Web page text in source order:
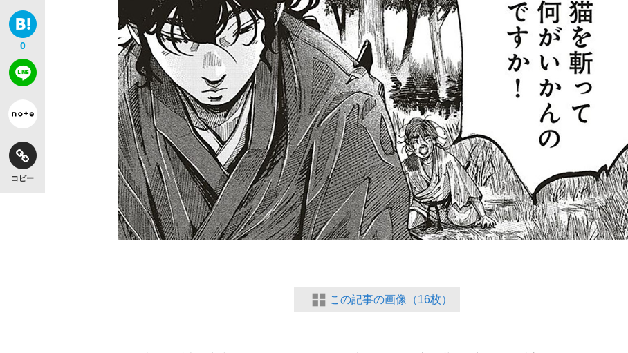
0
コピー
この記事の画像（16枚）